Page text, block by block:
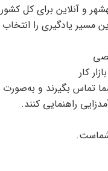
و آنلاین برای کل کشور
مسیر یادگیری را انتخاب
کار
تماس بگیرند و به‌صورت
راهنمایی کنند.
شماست.